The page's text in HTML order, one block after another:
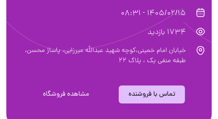
1405/02/15 - 08:31
1734 بازدید
خیابان امام خمینی،کوچه شهید عبدالله میرزایی، پاساژ محسن،
طبقه منفی یک ، پلاک ۲۲
تماس با فروشنده مشاهده فروشگاه